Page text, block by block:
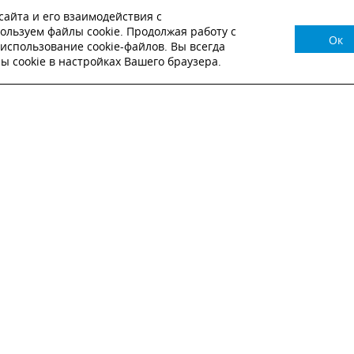
НУЖНА КОНСУЛЬТАЦИЯ?
ЗАЯВКУ И НАШ МЕНЕДЖЕР СВЯЖЕТСЯ
и его взаимодействия с
файлы cookie. Продолжая работу с
cookie-файлов. Вы всегда
cookie в настройках Вашего браузера.
Ок